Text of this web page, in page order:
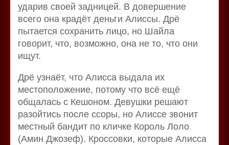
ударив своей задницей. В довершение
всего она крадёт деньги Алиссы. Дрё
пытается сохранить лицо, но Шайла
говорит, что, возможно, она не то, что они
ищут.
Дрё узнаёт, что Алисса выдала их
местоположение, потому что всё ещё
общалась с Кешоном. Девушки решают
разойтись после ссоры, но Алиссе звонит
местный бандит по кличке Король Лоло
(Амин Джозеф). Кроссовки, которые Алисса